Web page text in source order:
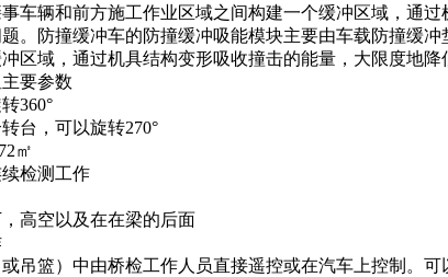
车辆和前方施工作业区域之间构建一个缓冲区域，通
。防撞缓冲车的防撞缓冲吸能模块主要由车载防撞缓
区域，通过机具结构变形吸收撞击的能量，大限度地降
要参数
360°
台，可以旋转270°
㎡
检测工作
高空以及在在梁的后面
吊篮）中由桥检工作人员直接遥控或在汽车上控制。可